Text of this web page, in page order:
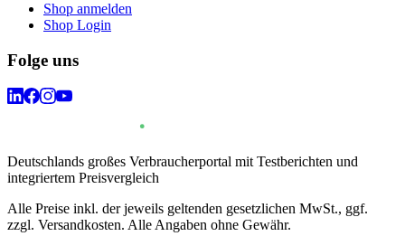
Shop anmelden
Shop Login
Folge uns
Deutschlands großes Verbraucherportal mit Testberichten und
integriertem Preisvergleich
Alle Preise inkl. der jeweils geltenden gesetzlichen MwSt., ggf.
zzgl. Versandkosten. Alle Angaben ohne Gewähr.